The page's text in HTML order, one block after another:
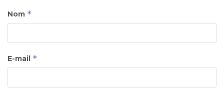
Nom *
E-mail *